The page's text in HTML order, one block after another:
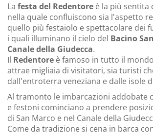
La festa del Redentore è la più sentita
nella quale confluiscono sia l'aspetto
quello più festaiolo e spettacolare dei
i quali illuminano il cielo del Bacino
Canale della Giudecca.
Il Redentore è famoso in tutto il
attrae migliaia di visitatori, sia turisti
dall'entroterra veneziana e dalle isole
Al tramonto le imbarcazioni addobate
e festoni cominciano a prendere
di San Marco e nel Canale della
Come da tradizione si cena in barca